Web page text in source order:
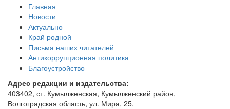
Главная
Новости
Актуально
Край родной
Письма наших читателей
Антикоррупционная политика
Благоустройство
Адрес редакции и издательства:
403402, ст. Кумылженская, Кумылженский район,
Волгоградская область, ул. Мира, 25.